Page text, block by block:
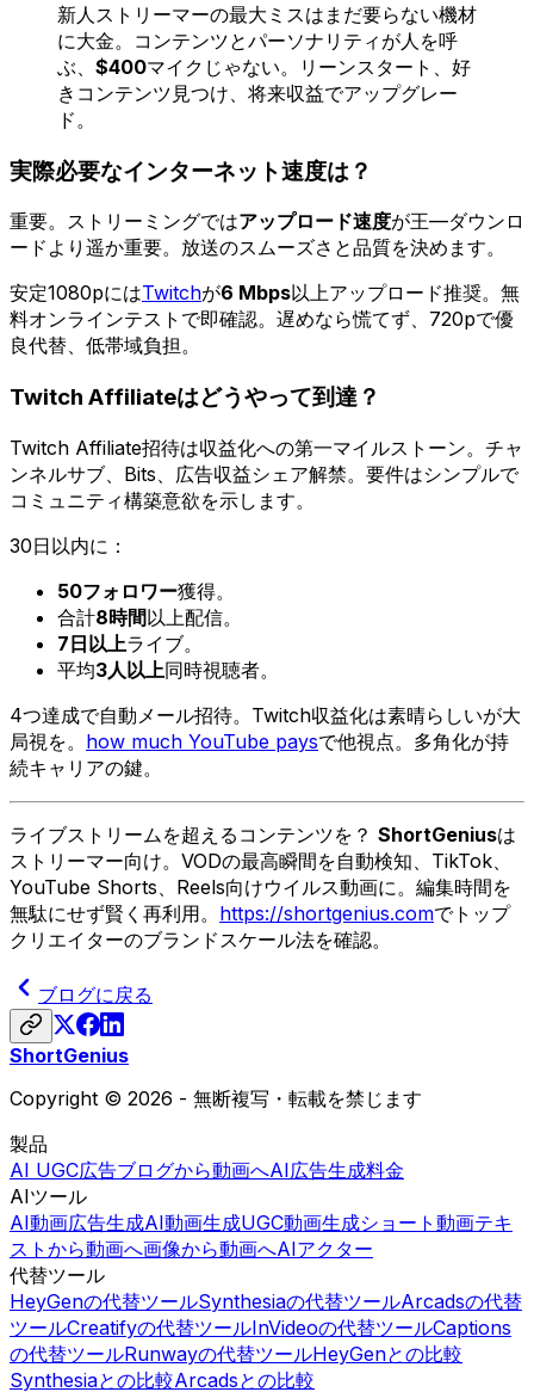
新人ストリーマーの最大ミスはまだ要らない機材
に大金。コンテンツとパーソナリティが人を呼
ぶ、 $400マイクじゃない。リーンスタート、好
きコンテンツ見つけ、将来収益でアップグレー
ド。
実際必要なインターネット速度は？
重要。ストリーミングではアップロード速度が王—ダウンロ
ードより遥か重要。放送のスムーズさと品質を決めます。
安定1080pにはTwitchが6 Mbps以上アップロード推奨。無
料オンラインテストで即確認。遅めなら慌てず、720pで優
良代替、低帯域負担。
Twitch Affiliateはどうやって到達？
Twitch Affiliate招待は収益化への第一マイルストーン。チャ
ンネルサブ、Bits、広告収益シェア解禁。要件はシンプルで
コミュニティ構築意欲を示します。
30日以内に：
50フォロワー獲得。
合計8時間以上配信。
7日以上ライブ。
平均3人以上同時視聴者。
4つ達成で自動メール招待。Twitch収益化は素晴らしいが大
局視を。 how much YouTube paysで他視点。多角化が持
続キャリアの鍵。
ライブストリームを超えるコンテンツを？ ShortGeniusは
ストリーマー向け。VODの最高瞬間を自動検知、TikTok、
YouTube Shorts、Reels向けウイルス動画に。編集時間を
無駄にせず賢く再利用。 https://shortgenius.comでトップ
クリエイターのブランドスケール法を確認。
ブログに戻る
ShortGenius
Copyright © 2026 - 無断複写・転載を禁じます
製品
AI UGC広告ブログから動画へAI広告生成料金
AIツール
AI動画広告生成AI動画生成UGC動画生成ショート動画テキ
ストから動画へ画像から動画へAIアクター
代替ツール
HeyGenの代替ツールSynthesiaの代替ツールArcadsの代替
ツールCreatifyの代替ツールInVideoの代替ツールCaptions
の代替ツールRunwayの代替ツールHeyGenとの比較
Synthesiaとの比較Arcadsとの比較